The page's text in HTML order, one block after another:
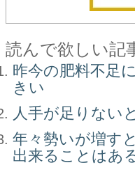
読んで欲しい記
昨今の肥料不足
きい
人手が足りない
年々勢いが増す
出来ることはあ